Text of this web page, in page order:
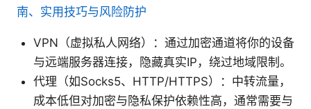
南、实用技巧与风险防护
VPN（虚拟私人网络）：通过加密通道将你的设备
与远端服务器连接，隐藏真实IP，绕过地域限制。
代理（如Socks5、HTTP/HTTPS）：中转流量，
成本低但对加密与隐私保护依赖性高，通常需要与